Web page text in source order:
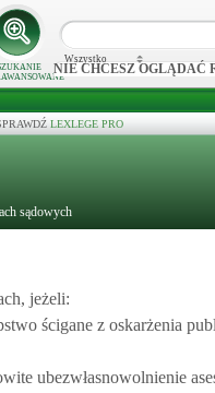
Wszystko
NIE CHCESZ OGLĄDAĆ
LEXLEGE PRO
sądowych
jeżeli:
ścigane z oskarżenia
ubezwłasnowolnienie